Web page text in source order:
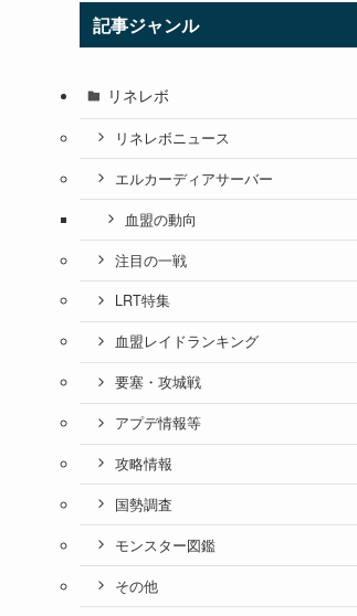
記事ジャンル
リネレボ
リネレボニュース
エルカーディアサーバー
血盟の動向
注目の一戦
LRT特集
血盟レイドランキング
要塞・攻城戦
アプデ情報等
攻略情報
国勢調査
モンスター図鑑
その他